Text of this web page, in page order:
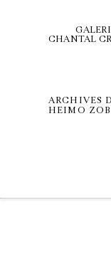
CHANTAL
ARCHIVES
HEIMO